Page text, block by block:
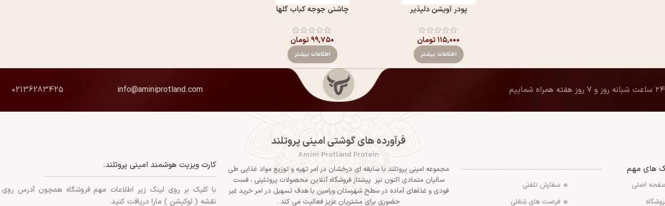
پودر آویشن دلپذیر
۱۱۵,۰۰۰تومان
اطلاعات بیشتر
چاشنی جوجه کباب گلها
۹۹,۷۵۰ تومان
اطلاعات بیشتر
۲۴ ساعت شبانه روز و ۷ روز هفته همراه شماییم info@aminiprotland.com
02136283425
های مهم
اصلی
سفارش تلفنی
فرصت های شغلی
فرآورده های گوشتی امینی پروتلند
Amini Protland Protein
مجموعه امینی پروتلند با سابقه ای درخشان در امر تهیه و توزیع مواد غذایی طی
سالیان متمادی اکنون نیز پیشتاز فروشگاه آنلاین محصولات پروتئینی ، فست
فودی و غذاهای آماده در سطح شهرستان ورامین با هدف تسهیل در امر خرید غیر
حضوری برای مشتریان عزیز فعالیت می کند .
کارت ویزیت هوشمند امینی پروتلند.
با کلیک بر روی لینک زیر اطلاعات مهم فروشگاه همچون آدرس روی
نقشه ( لوکیشن ) مارا دریافت کنید.